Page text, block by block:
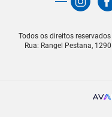
Todos os direitos
Rua: Rangel Pestana,